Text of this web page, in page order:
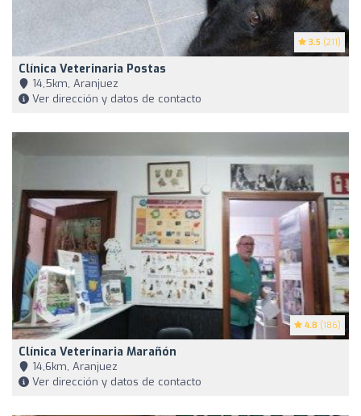
3.5 (211)
Clínica Veterinaria Postas
14,5km, Aranjuez
Ver dirección y datos de contacto
4.8 (186)
Clínica Veterinaria Marañón
14,6km, Aranjuez
Ver dirección y datos de contacto